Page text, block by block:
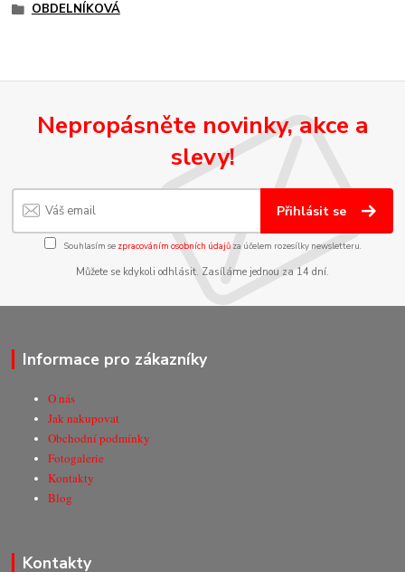
OBDELNÍKOVÁ
Nepropásněte novinky, akce a
slevy!
Přihlásit se
Souhlasím se zpracováním osobních údajůza účelem rozesílky newsletteru.
Můžete se kdykoli odhlásit. Zasíláme jednou za 14 dní.
Informace pro zákazníky
O nás
Jak nakupovat
Obchodní podmínky
Fotogalerie
Kontakty
Blog
Kontakty